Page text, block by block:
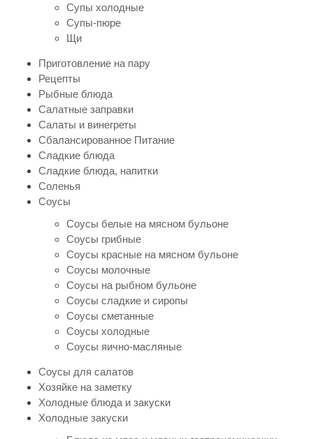
Супы холодные
Супы-пюре
Щи
Приготовление на пару
Рецепты
Рыбные блюда
Салатные заправки
Салаты и винегреты
Сбалансированное Питание
Сладкие блюда
Сладкие блюда, напитки
Соленья
Соусы
Соусы белые на мясном бульоне
Соусы грибные
Соусы красные на мясном бульоне
Соусы молочные
Соусы на рыбном бульоне
Соусы сладкие и сиропы
Соусы сметанные
Соусы холодные
Соусы яично-масляные
Соусы для салатов
Хозяйке на заметку
Холодные блюда и закуски
Холодные закуски